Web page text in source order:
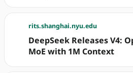
rits.shanghai.nyu.edu
DeepSeek Releases V4:
MoE with 1M Context